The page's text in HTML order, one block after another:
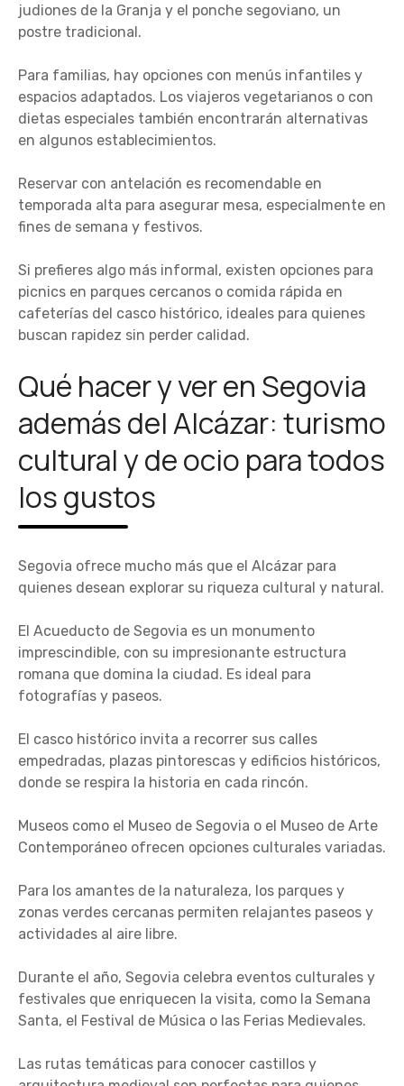
judiones de la Granja y el ponche segoviano, un
postre tradicional.
Para familias, hay opciones con menús infantiles y
espacios adaptados. Los viajeros vegetarianos o con
dietas especiales también encontrarán alternativas
en algunos establecimientos.
Reservar con antelación es recomendable en
temporada alta para asegurar mesa, especialmente en
fines de semana y festivos.
Si prefieres algo más informal, existen opciones para
picnics en parques cercanos o comida rápida en
cafeterías del casco histórico, ideales para quienes
buscan rapidez sin perder calidad.
Qué hacer y ver en Segovia
además del Alcázar: turismo
cultural y de ocio para todos
los gustos
Segovia ofrece mucho más que el Alcázar para
quienes desean explorar su riqueza cultural y natural.
El Acueducto de Segovia es un monumento
imprescindible, con su impresionante estructura
romana que domina la ciudad. Es ideal para
fotografías y paseos.
El casco histórico invita a recorrer sus calles
empedradas, plazas pintorescas y edificios históricos,
donde se respira la historia en cada rincón.
Museos como el Museo de Segovia o el Museo de Arte
Contemporáneo ofrecen opciones culturales variadas.
Para los amantes de la naturaleza, los parques y
zonas verdes cercanas permiten relajantes paseos y
actividades al aire libre.
Durante el año, Segovia celebra eventos culturales y
festivales que enriquecen la visita, como la Semana
Santa, el Festival de Música o las Ferias Medievales.
Las rutas temáticas para conocer castillos y